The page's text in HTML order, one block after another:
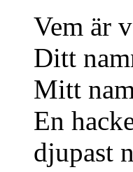
Vem är
Ditt
Mitt
En
djupast